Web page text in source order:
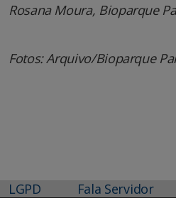
Rosana Moura, Bioparque
Fotos: Arquivo/Bioparque
LGPD Fala Servidor